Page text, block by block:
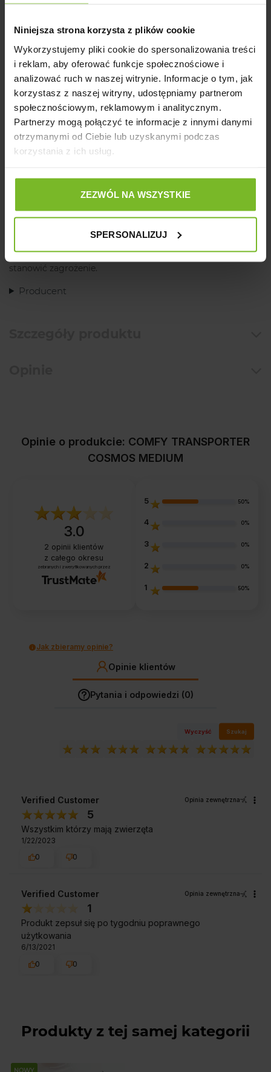
Niniejsza strona korzysta z plików cookie
Wykorzystujemy pliki cookie do spersonalizowania treści
i reklam, aby oferować funkcje społecznościowe i
analizować ruch w naszej witrynie. Informacje o tym, jak
korzystasz z naszej witryny, udostępniamy partnerom
społecznościowym, reklamowym i analitycznym.
Partnerzy mogą połączyć te informacje z innymi danymi
otrzymanymi od Ciebie lub uzyskanymi podczas
korzystania z ich usług.
ZEZWÓL NA WSZYSTKIE
SPERSONALIZUJ
najlepsze warunki podczas podróży!
Polecamy instruktaż składania transportera:
http://www.youtube.com/watch?v=WuEaL5Msc7Y i film
instruktażowy, jak bezpiecznie transportować zwierzę:
http://www.youtube.com/watch?
v=t3FqIMMVPTw&feature=related
Uchwyty transportera występują w 3
wersjach kolorystycznych- żółty,
niebieski i bordowy. Transportery są
wysyłane z magazynu losowo, w
kolorze który obecnie jest na stanie.
Produkt zawiera drobne lub ruchome elementy mogące
stanowić zagrożenie.
Producent
Opinie o produkcie: COMFY TRANSPORTER
COSMOS MEDIUM
3.0
2 opinii klientów
z całego okresu
zebranych i zweryfikowanych przez
5 50%
4 0%
3 0%
2 0%
1 50%
Jak zbieramy opinie?
Opinie klientów
Pytania i odpowiedzi (0)
Wyczyść Szukaj
Verified Customer Opinia zewnętrzna
5
Wszystkim którzy mają zwierzęta
1/22/2023
0
0
Verified Customer Opinia zewnętrzna
1
Produkt zepsuł się po tygodniu poprawnego
użytkowania
6/13/2021
0
0
Produkty z tej samej kategorii
NOWY